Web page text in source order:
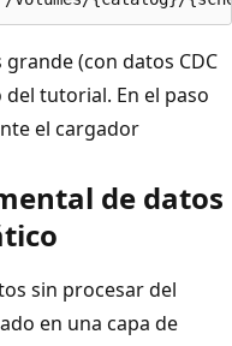
(con datos CDC
tutorial. En el paso
el cargador
de datos
sin procesar del
en una capa de